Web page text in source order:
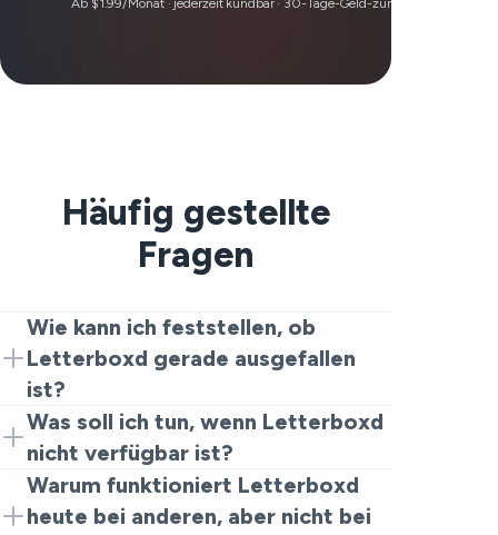
Ab $1.99/Monat · jederzeit kündbar · 30-Tage-Geld-zurück-Garantie
Häufig gestellte
Fragen
Wie kann ich feststellen, ob
Letterboxd gerade ausgefallen
ist?
Wenn Letterboxd nicht funktioniert, liegt
es normalerweise an einem von drei
Dingen: Ihrem Gerät, Ihre Verbindung ist
instabil oder Ihr Browser/App hat ein
Problem. Versuchen Sie, von WLAN zu
Was soll ich tun, wenn Letterboxd
nicht verfügbar ist?
Wenn mehrere Tracker bestätigen, dass
Letterboxd ausgefallen ist, gibt es nicht
Warum funktioniert Letterboxd
heute bei anderen, aber nicht bei